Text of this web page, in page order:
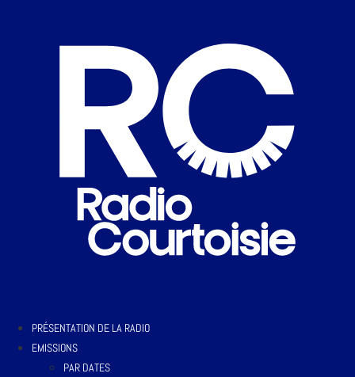
PRÉSENTATION DE LA RADIO
EMISSIONS
PAR DATES